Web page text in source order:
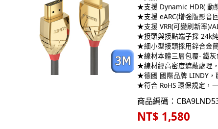
★支援 Dynamic HDR( 動
★支援 eARC(增強版影音
★支援 VRR(可變刷新率)/
★接頭與接點端子採 24k
★細小型接頭採用鋅合金
★線材本體三層包覆- 鐵灰
★線材經高密度遮蔽處理
★德國 國際品牌 LINDY，
★符合 RoHS 環保規定，
商品編碼：
NT$ 1,580